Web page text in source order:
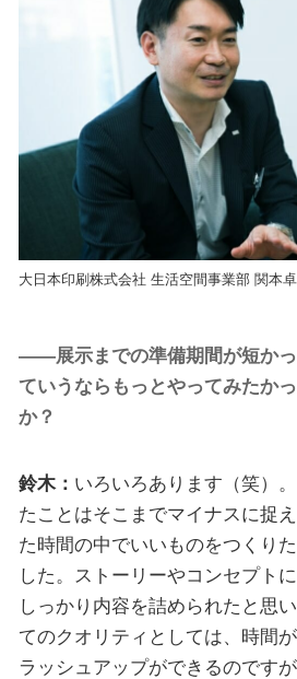
大日本印刷株式会社 生活空間事業部 関本
——展示までの準備期間が短か
ていうならもっとやってみたか
か？
鈴木： いろいろあります（笑）
たことはそこまでマイナスに捉
た時間の中でいいものをつくり
した。ストーリーやコンセプト
しっかり内容を詰められたと思
てのクオリティとしては、時間
ラッシュアップができるのです